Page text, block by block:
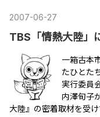
2007-06-27
TBS「情熱大陸」
一箱古本
たひとた
実行委員
内澤旬子
大陸』の密着取材を受